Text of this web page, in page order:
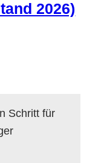
2026)